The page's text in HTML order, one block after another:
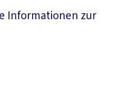
Informationen zur